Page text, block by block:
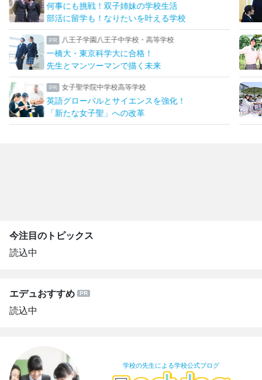
何事にも挑戦！双子姉妹の学校生活
部活に留学も！なりたいを叶える学校
八王子学園八王子中学校・高等学校
一橋大・東京科学大に合格！
先生とマンツーマンで描く未来
女子聖学院中学校高等学校
英語グローバルとサイエンスを強化！
「新たな女子聖」への改革
今注目のトピックス
読込中
エデュおすすめ
読込中
学校の先生による学校公式ブログ